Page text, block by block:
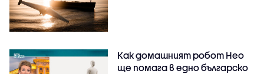
Как домашният робот Нео
ще помага в едно българско